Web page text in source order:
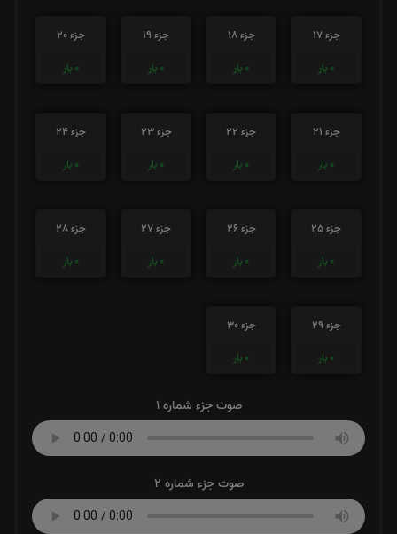
جزء 17
0 بار
جزء 18
0 بار
جزء 19
0 بار
جزء 20
0 بار
جزء 21
0 بار
جزء 22
0 بار
جزء 23
0 بار
جزء 24
0 بار
جزء 25
0 بار
جزء 26
0 بار
جزء 27
0 بار
جزء 28
0 بار
جزء 29
0 بار
جزء 30
0 بار
صوت جزء شماره 1
صوت جزء شماره 2